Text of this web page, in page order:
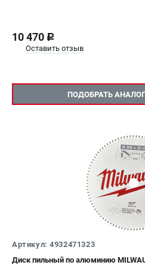
10 470 c
Оставить отзыв
ПОДОБРАТЬ АНАЛОГ
Артикул: 4932471323
Диск пильный по алюминию